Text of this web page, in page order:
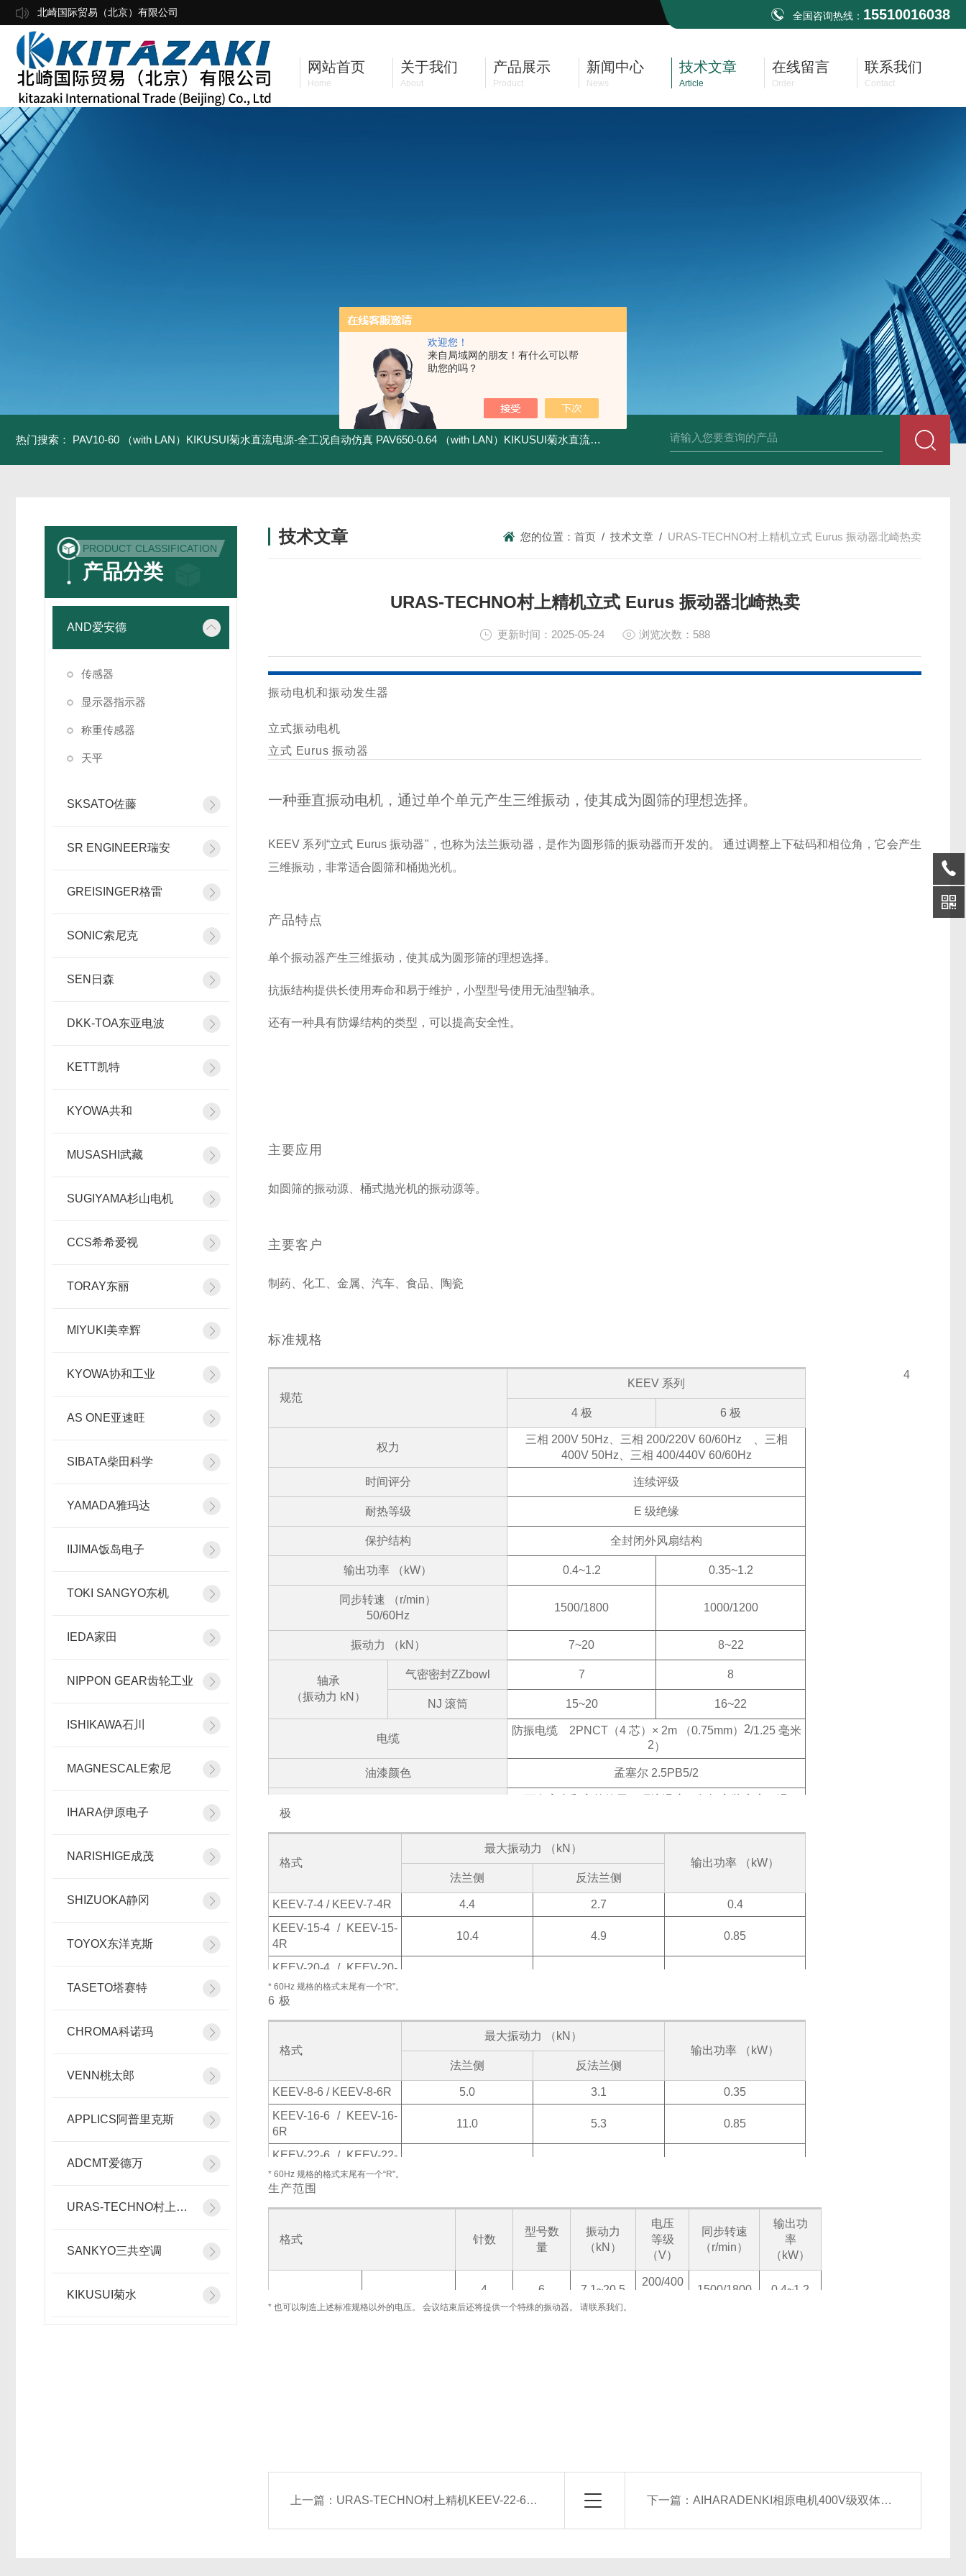
欢迎您！
来自局域网的朋友！有什么可以帮
助您的吗？
北崎国际贸易（北京）有限公司 全国咨询热线： 15510016038
网站首页
Home
关于我们
About
产品展示
Product
新闻中心
News
技术文章
Article
在线留言
Order
联系我们
Contact
热门搜索： PAV10-60 （with LAN）KIKUSUI菊水直流电源-全工况自动仿真 PAV650-0.64 （with LAN）KIKUSUI菊水直流电源-四象限节能测试 PAV320-1.3 （with LAN）KIKUSUI菊水直流电源-故障快
PRODUCT CLASSIFICATION
产品分类
AND爱安德
传感器
显示器指示器
称重传感器
天平
SKSATO佐藤
SR ENGINEER瑞安
GREISINGER格雷
SONIC索尼克
SEN日森
DKK-TOA东亚电波
KETT凯特
KYOWA共和
MUSASHI武藏
SUGIYAMA杉山电机
CCS希希爱视
TORAY东丽
MIYUKI美幸辉
KYOWA协和工业
AS ONE亚速旺
SIBATA柴田科学
YAMADA雅玛达
IIJIMA饭岛电子
TOKI SANGYO东机
IEDA家田
NIPPON GEAR齿轮工业
ISHIKAWA石川
MAGNESCALE索尼
IHARA伊原电子
NARISHIGE成茂
SHIZUOKA静冈
TOYOX东洋克斯
TASETO塔赛特
CHROMA科诺玛
VENN桃太郎
APPLICS阿普里克斯
ADCMT爱德万
URAS-TECHNO村上精机
SANKYO三共空调
KIKUSUI菊水
技术文章 您的位置： 首页 / 技术文章 / URAS-TECHNO村上精机立式 Eurus 振动器北崎热卖
URAS-TECHNO村上精机立式 Eurus 振动器北崎热卖
更新时间：2025-05-24 浏览次数：588
振动电机和振动发生器
立式振动电机
立式 Eurus 振动器
一种垂直振动电机，通过单个单元产生三维振动，使其成为圆筛的理想选择。
KEEV 系列“立式 Eurus 振动器"，也称为法兰振动器，是作为圆形筛的振动器而开发的。 通过调整上下砝码和相位角，它会产生
三维振动，非常适合圆筛和桶抛光机。
产品特点
单个振动器产生三维振动，使其成为圆形筛的理想选择。
抗振结构提供长使用寿命和易于维护，小型型号使用无油型轴承。
还有一种具有防爆结构的类型，可以提高安全性。
主要应用
如圆筛的振动源、桶式抛光机的振动源等。
主要客户
制药、化工、金属、汽车、食品、陶瓷
标准规格
规范
KEEV 系列
4 极 6 极
权力
三相 200V 50Hz、三相 200/220V 60/60Hz
、三相
400V 50Hz、三相 400/440V 60/60Hz
时间评分 连续评级
耐热等级 E 级绝缘
保护结构 全封闭外风扇结构
输出功率 （kW） 0.4~1.2 0.35~1.2
同步转速 （r/min）
50/60Hz
1500/1800 1000/1200
振动力 （kN） 7~20 8~22
轴承
（振动力 kN）
气密密封ZZbowl 7 8
NJ 滚筒 15~20 16~22
电缆
防振电缆 2PNCT（4 芯）× 2m （0.75mm） 2/1.25 毫米
2）
油漆颜色 孟塞尔 2.5PB5/2
相对湿度 85% 或更低，无冷凝，热带
4
极
格式
最大振动力 （kN）
输出功率 （kW）
法兰侧
反法兰侧
KEEV-7-4 / KEEV-7-4R 4.4 2.7
0.4
KEEV-15-4 / KEEV-15-
4R
10.4 4.9 0.85
KEEV-20-4 / KEEV-20-
4R
* 60Hz 规格的格式末尾有一个“R"。
6 极
格式
最大振动力 （kN）
输出功率 （kW）
法兰侧
反法兰侧
KEEV-8-6 / KEEV-8-6R 5.0 3.1
0.35
KEEV-16-6 / KEEV-16-
6R
11.0 5.3 0.85
KEEV-22-6 / KEEV-22-
6R
* 60Hz 规格的格式末尾有一个“R"。
生产范围
格式 针数
型号数
量
振动力
（kN）
电压
等级
（V）
同步转速
（r/min）
输出功
率
（kW）
垂直形状 KEEV 公司
4 6 7.1~20.5
200/400
1500/1800 0.4~1.2
* 也可以制造上述标准规格以外的电压。 会议结束后还将提供一个特殊的振动器。 请联系我们。
上一篇： URAS-TECHNO村上精机KEEV-22-6R立式 Eurus 振动器 下一篇： AIHARADENKI相原电机400V级双体积变压器NYSA-100